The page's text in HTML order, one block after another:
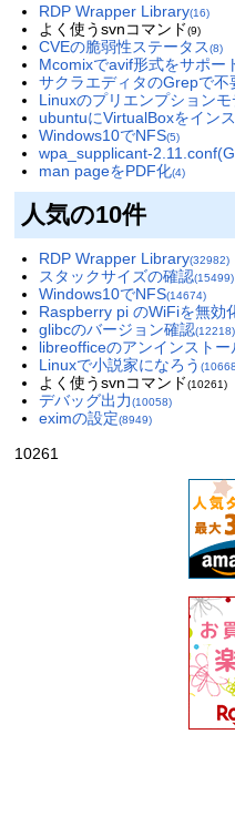
RDP Wrapper Library(16)
よく使うsvnコマンド(9)
CVEの脆弱性ステータス(8)
Mcomixでavif形式をサポー
サクラエディタのGrepで不
Linuxのプリエンプションモ
ubuntuにVirtualBoxをイン
Windows10でNFS(5)
wpa_supplicant-
man pageをPDF化(4)
人気の10件
RDP Wrapper Library(32982)
スタックサイズの確認(15499)
Windows10でNFS(14674)
Raspberry pi のWiFiを無効
glibcのバージョン確認(12218)
libreofficeのアンインストー
Linuxで小説家になろう
よく使うsvnコマンド(10261)
デバッグ出力(10058)
eximの設定(8949)
10261